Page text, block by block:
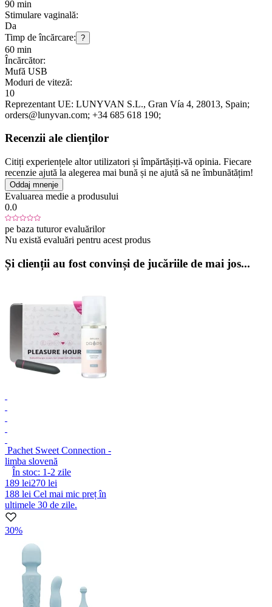
90 min
Stimulare vaginală:
Da
Timp de încărcare: ?
60 min
Încărcător:
Mufă USB
Moduri de viteză:
10
Reprezentant UE: LUNYVAN S.L., Gran Vía 4, 28013, Spain;
orders@lunyvan.com; +34 685 618 190;
Recenzii ale clienților
Citiți experiențele altor utilizatori și împărtășiți-vă opinia. Fiecare
recenzie ajută la alegerea mai bună și ne ajută să ne îmbunătățim!
Oddaj mnenje
Evaluarea medie a produsului
0.0
pe baza tuturor evaluărilor
Nu există evaluări pentru acest produs
Și clienții au fost convinși de jucăriile de mai jos...
Pachet Sweet Connection -
limba slovenă
În stoc: 1-2 zile
189 lei270 lei
188 lei Cel mai mic preț în
ultimele 30 de zile.
30%